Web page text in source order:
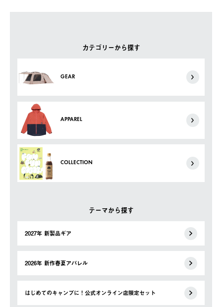
カテゴリーから探す
GEAR
APPAREL
COLLECTION
テーマから探す
2027年 新製品ギア
2026年 新作春夏アパレル
はじめてのキャンプに！公式オンライン店限定セット